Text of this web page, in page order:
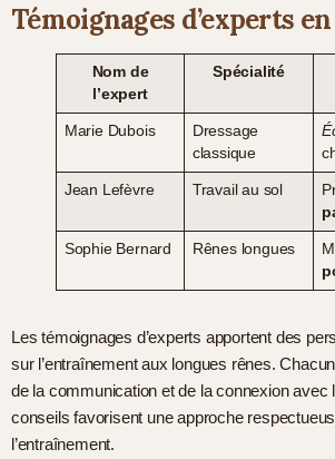
Témoignages d’experts
Nom de
l’expert
Spécialité
Marie Dubois
Dressage
classique
Jean Lefèvre Travail au sol
Sophie Bernard Rênes longues
Les témoignages d’experts apportent des
sur l’entraînement aux longues rênes.
de la communication et de la connexion avec
conseils favorisent une approche
l’entraînement.